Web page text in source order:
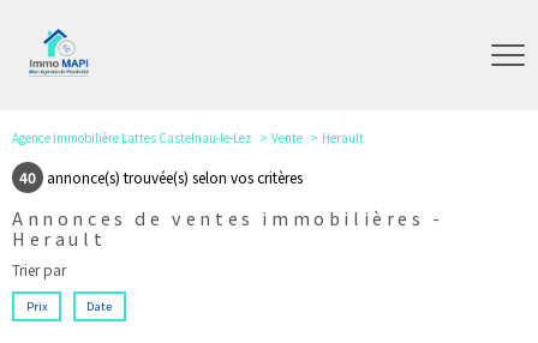
Agence immobilière Lattes Castelnau-le-Lez Vente Herault
40 annonce(s) trouvée(s) selon vos critères
Annonces de ventes immobilières -
Herault
Trier par
Prix Date